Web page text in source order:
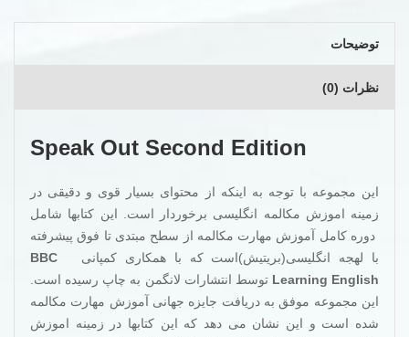
توضیحات
نظرات (0)
Speak Out Second Edition
این مجموعه با توجه به اینکه از محتوای بسیار قوی و دقیقی در
زمینه اموزش مکالمه انگلیسی برخوردار است. این کتابها شامل
دوره کامل آموزش مهارت مکالمه از سطح مبتدی تا فوق پیشرفته
با لهجه انگلیسی(بریتیش)است که با همکاری کمپانی
BBC
Learning Englishتوسط انتشارات لانگمن به چاپ رسیده است.
این مجموعه موفق به دریافت جایزه جهانی آموزش مهارت مکالمه
شده است و این نشان می دهد که این کتابها در زمینه اموزش